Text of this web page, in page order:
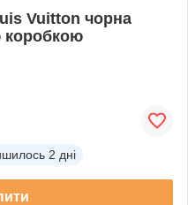
Vuitton чорна
коробкою
2 дні